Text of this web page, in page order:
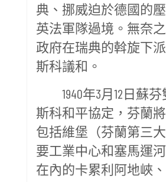
典、挪威迫於德國的
英法軍隊過境。無奈
政府在瑞典的斡旋下
斯科議和。
1940年3月12日蘇芬
斯科和平協定，芬蘭
包括維堡（芬蘭第三
要工業中心和塞馬運河
在內的卡累利阿地峽